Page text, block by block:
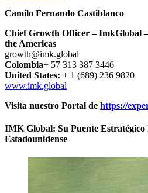
Camilo Fernando Castiblanco
Chief Growth Officer – ImkGlobal
the Americas
growth@imk.global
Colombia+ 57 313 387 3446
United States: + 1 (689) 236 9820
www.imk.global
Visita nuestro Portal de https://
IMK Global: Su Puente Estratégico
Estadounidense